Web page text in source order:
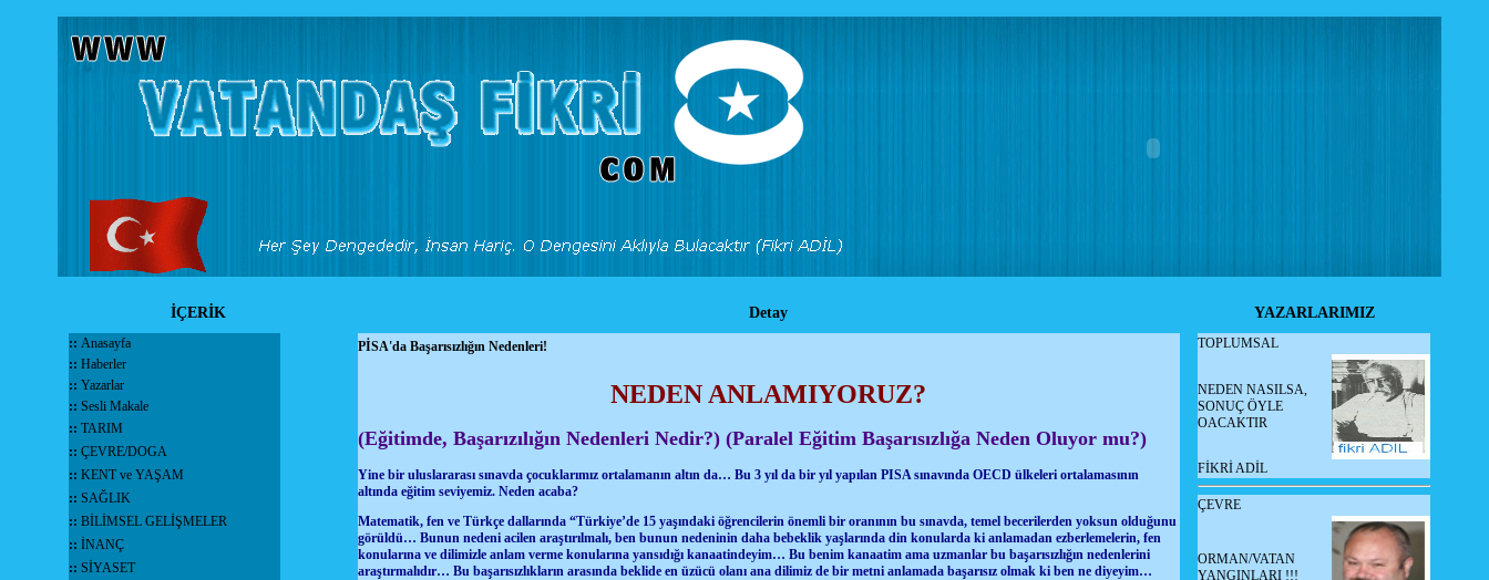
İÇERİK Detay YAZARLARIMIZ
:: Anasayfa
:: Haberler
:: Yazarlar
:: Sesli Makale
:: TARIM
:: ÇEVRE/DOGA
:: KENT ve YAŞAM
:: SAĞLIK
:: BİLİMSEL GELİŞMELER
:: İNANÇ
:: SİYASET
PİSA'da Başarısızlığın Nedenleri!
NEDEN ANLAMIYORUZ?
(Eğitimde, Başarızılığın Nedenleri Nedir?) (Paralel Eğitim Başarısızlığa Neden Oluyor mu?)
Yine bir uluslararası sınavda çocuklarımız ortalamanın altın da… Bu 3 yıl da bir yıl yapılan PISA sınavında OECD ülkeleri ortalamasının
altında eğitim seviyemiz. Neden acaba?
Matematik, fen ve Türkçe dallarında “Türkiye’de 15 yaşındaki öğrencilerin önemli bir oranının bu sınavda, temel becerilerden yoksun olduğunu
görüldü… Bunun nedeni acilen araştırılmalı, ben bunun nedeninin daha bebeklik yaşlarında din konularda ki anlamadan ezberlemelerin, fen
konularına ve dilimizle anlam verme konularına yansıdığı kanaatindeyim… Bu benim kanaatim ama uzmanlar bu başarısızlığın nedenlerini
araştırmalıdır… Bu başarısızlıkların arasında beklide en üzücü olanı ana dilimiz de bir metni anlamada başarısız olmak ki ben ne diyeyim…
TOPLUMSAL
NEDEN NASILSA,
SONUÇ ÖYLE
OACAKTIR
FİKRİ ADİL
ÇEVRE
ORMAN/VATAN
YANGINLARI !!!